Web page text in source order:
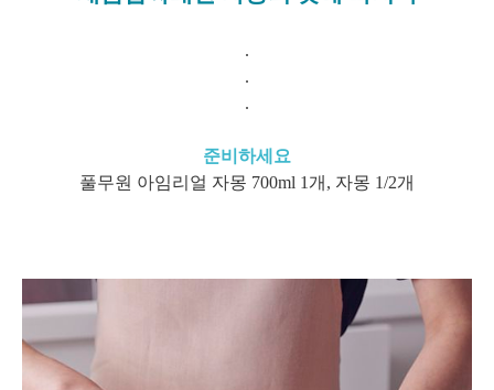
.
.
.
준비하세요
풀무원 아임리얼 자몽 700ml 1개, 자몽 1/2개